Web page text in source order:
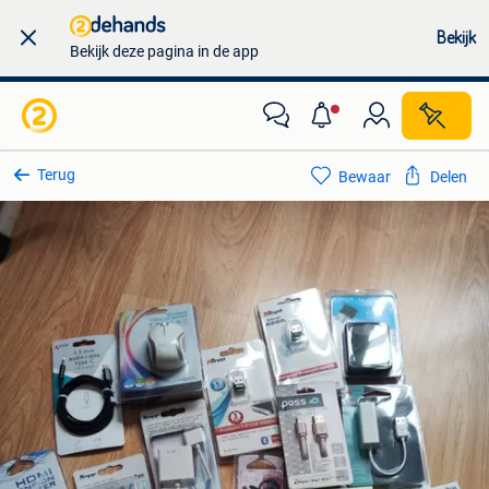
Bekijk deze pagina in de app
Bekijk
Terug Bewaar Delen